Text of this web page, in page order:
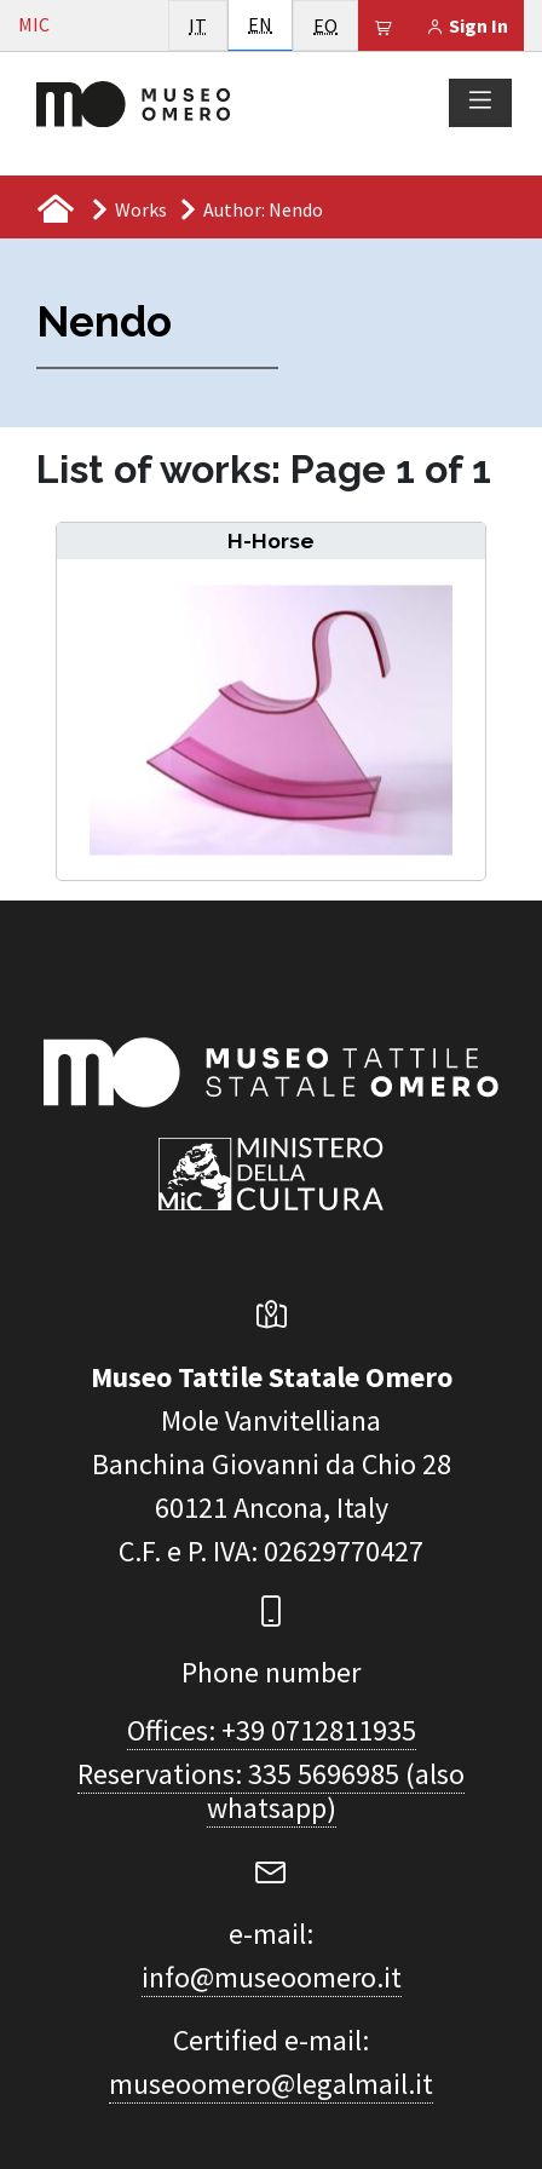
Vai al contenuto
MIC Sign In
Il tuo carrello è
IT Italiano
EN English
EO Esperanto
Works Author: Nendo
Nendo
List of works: Page 1 of 1
H-Horse
Museo Tattile Statale Omero
Mole Vanvitelliana
Banchina Giovanni da Chio 28
60121Ancona, Italy
C.F. e P. IVA: 02629770427
Phone number
Offices: +39 0712811935
Reservations: 335 5696985 (also
whatsapp)
e-mail:
info@museoomero.it
Certified e-mail:
museoomero@legalmail.it